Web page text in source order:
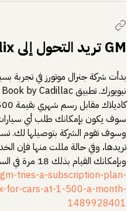
GM تريد التحول إلى Netflix
سوف يكون بإمكانك طلب أي سيارات
وسوف تقوم الشركة بتوصيلها لك.
تريدها، وفي حالة مللت منها فإن
وبإمكانك القيام بذلك 18 مرة في السنة.
tries-a-subscription-plan-
for-cars-at-1-500-a-month-
1489928401